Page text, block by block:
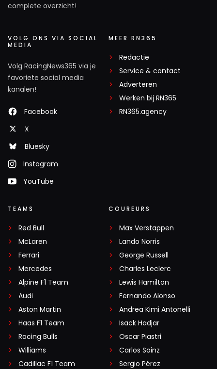
complete overzicht!
VOLG ONS VIA SOCIAL
MEDIA
Volg RacingNews365 via je
favoriete social media
kanalen!
Facebook
X
Bluesky
Instagram
YouTube
MEER RN365
Redactie
Service & contact
Adverteren
Werken bij RN365
RN365.agency
TEAMS
Red Bull
McLaren
Ferrari
Mercedes
Alpine F1 Team
Audi
Aston Martin
Haas F1 Team
Racing Bulls
Williams
Cadillac F1 Team
COUREURS
Max Verstappen
Lando Norris
George Russell
Charles Leclerc
Lewis Hamilton
Fernando Alonso
Andrea Kimi Antonelli
Isack Hadjar
Oscar Piastri
Carlos Sainz
Sergio Pérez